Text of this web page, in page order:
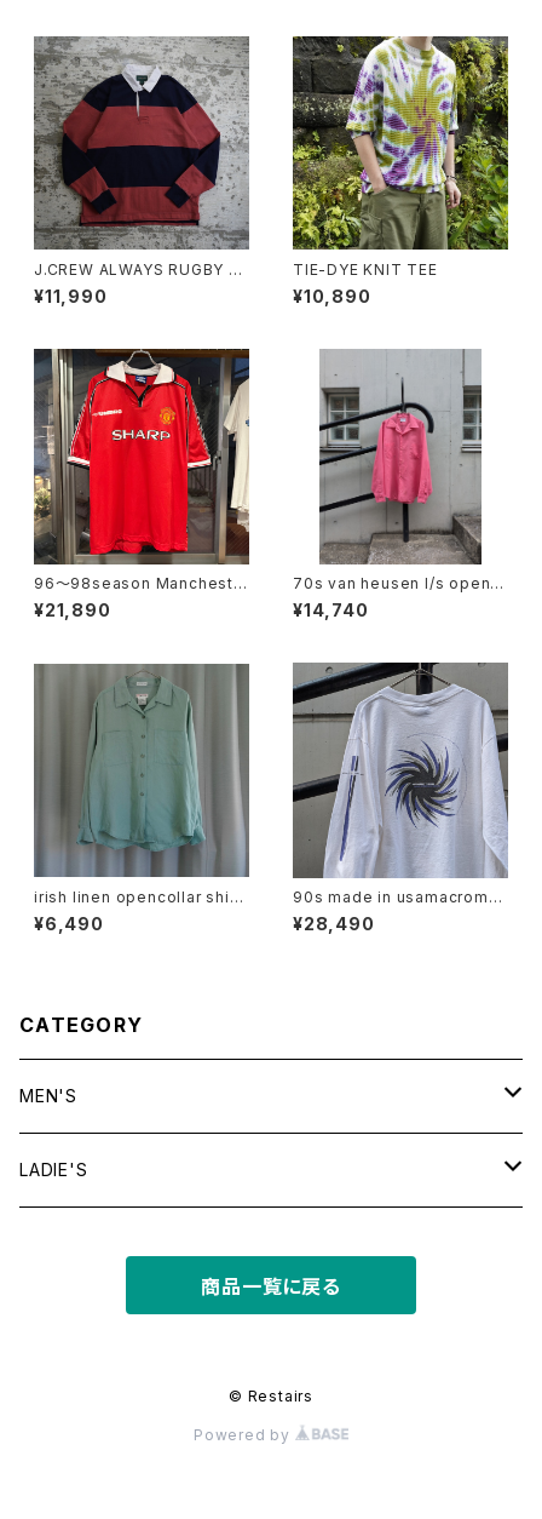
J.CREW ALWAYS RUGBY S
HIRT "PINK"
¥11,990
TIE-DYE KNIT TEE
¥10,890
96〜98season Mancheste
r United Retro home shirt
¥21,890
70s van heusen l/s open c
ollar shirt
¥14,740
irish linen opencollar shirt
"mint"
¥6,490
90s made in usamacrome
dia l/s tee
¥28,490
CATEGORY
MEN'S
tops
LADIE'S
商品一覧に戻る
© Restairs
Powered by